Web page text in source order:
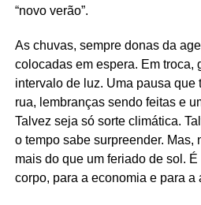
“novo verão”.
As chuvas, sempre donas da
colocadas em espera. Em troca,
intervalo de luz. Uma pausa que
rua, lembranças sendo feitas e
Talvez seja só sorte climática.
o tempo sabe surpreender. Mas,
mais do que um feriado de sol.
corpo, para a economia e para a